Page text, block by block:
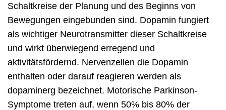
Schaltkreise der Planung und des Beginns von
Bewegungen eingebunden sind. Dopamin fungiert
als wichtiger Neurotransmitter dieser Schaltkreise
und wirkt überwiegend erregend und
aktivitätsfördernd. Nervenzellen die Dopamin
enthalten oder darauf reagieren werden als
dopaminerg bezeichnet. Motorische Parkinson-
Symptome treten auf, wenn 50% bis 80% der